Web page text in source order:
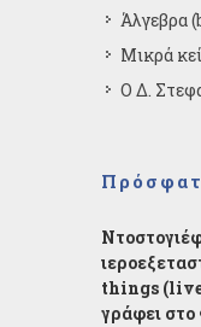
Άλγεβρα
Μικρά
Ο Δ.
things
γράφει